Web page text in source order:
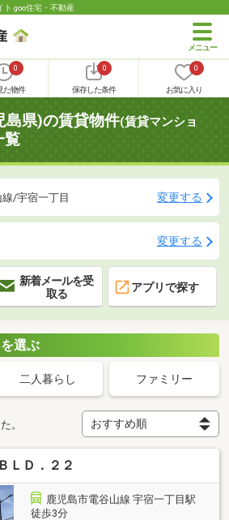
ト goo住宅・不動産
0
た物件
0
保存した条件
0
お気に入り
島県)の賃貸物件(賃貸マンショ
覧
/宇宿一丁目 変更する
変更する
新着メールを受
取る
アプリで探す
選ぶ
二人暮らし ファミリー
。
ＬＤ．２２
鹿児島市電谷山線 宇宿一丁目駅
徒歩3分